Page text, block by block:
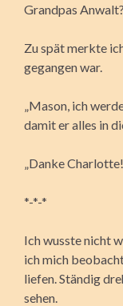
Grandpas
Zu spät merkte
gegangen war.
„Mason, ich
damit er alles in
„Danke
*-*-*
Ich wusste nicht
ich mich
liefen. Ständig
sehen.